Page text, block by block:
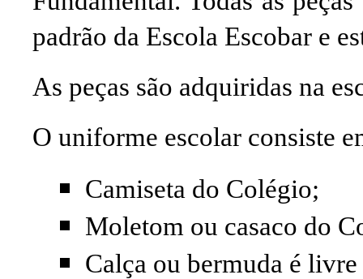
padrão da Escola Escobar e
As peças são adquiridas na
O uniforme escolar consiste
Camiseta do Colégio;
Moletom ou casaco do
Calça ou bermuda é livre